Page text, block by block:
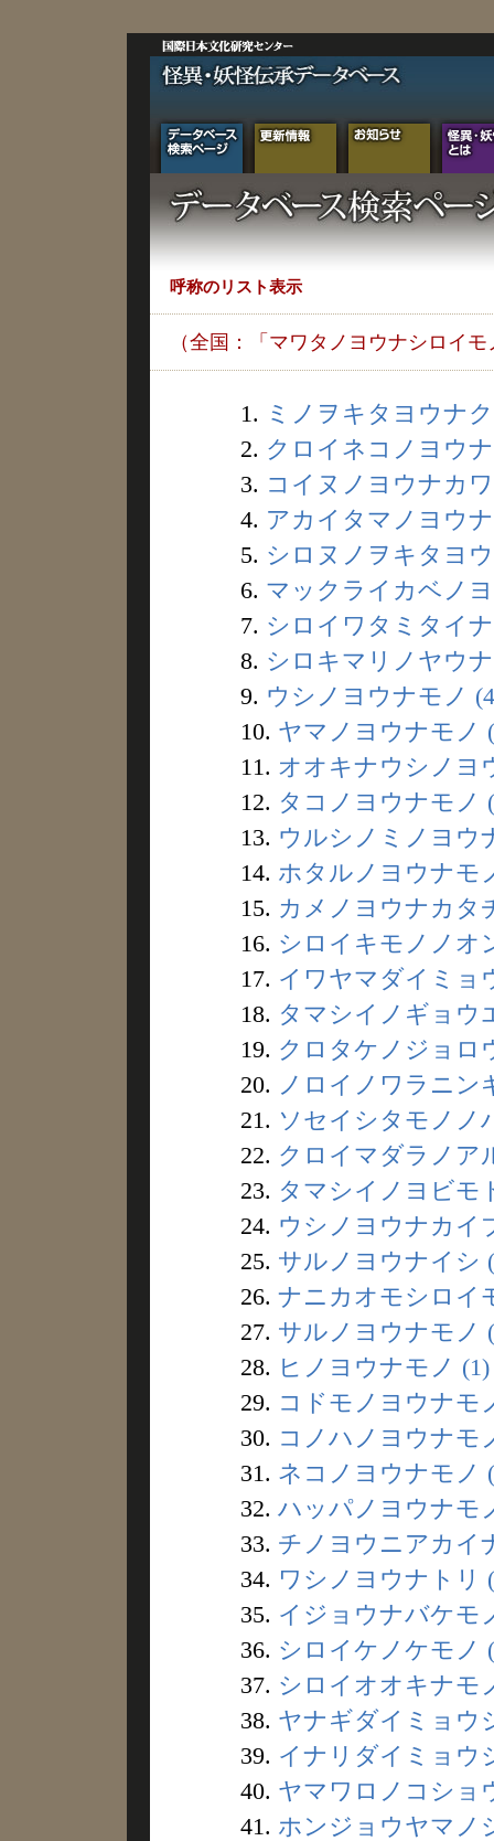
呼称のリスト表示
（全国：「マワタノヨウナシロイ
1. ミノヲキタヨウナ
2. クロイネコノヨウ
3. コイヌノヨウナカ
4. アカイタマノヨウ
5. シロヌノヲキタヨ
6. マックライカベノ
7. シロイワタミタイ
8. シロキマリノヤウ
9. ウシノヨウナモノ
10. ヤマノヨウナモノ
11. オオキナウシノヨ
12. タコノヨウナモノ
13. ウルシノミノヨウ
14. ホタルノヨウナモ
15. カメノヨウナカタ
16. シロイキモノノオ
17. イワヤマダイミョ
18. タマシイノギョウ
19. クロタケノジョロ
20. ノロイノワラニン
21. ソセイシタモノノ
22. クロイマダラノア
23. タマシイノヨビモ
24. ウシノヨウナカイ
25. サルノヨウナイシ
26. ナニカオモシロイ
27. サルノヨウナモノ
28. ヒノヨウナモノ (1)
29. コドモノヨウナモ
30. コノハノヨウナモ
31. ネコノヨウナモノ
32. ハッパノヨウナモ
33. チノヨウニアカイ
34. ワシノヨウナトリ
35. イジョウナバケモ
36. シロイケノケモノ
37. シロイオオキナモ
38. ヤナギダイミョウ
39. イナリダイミョウ
40. ヤマワロノコショ
41. ホンジョウヤマノ